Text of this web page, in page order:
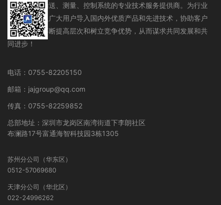
流体存储、输送、测量、控制系统的专业技术服务提供商。为行业
设备制造商及广大用户导入国内外优质产品和先进技术，协助客户
在行业领域不断提高层次和树立竞争优势，从而谋求共同发展和共
同进步！
电话：0755-82205150
邮箱：jajgroup@qq.com
传真：0755-82259852
总部地址：深圳市龙岗区南湾街道下李朗社区
布澜路17号富通海智科技园3栋1305
苏州分公司（华东区）
0512-57069680
天津分公司（华北区）
022-24996262